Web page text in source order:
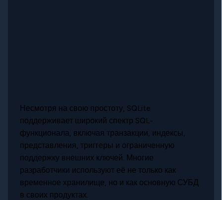
Несмотря на свою простоту, SQLite
поддерживает широкий спектр SQL-
функционала, включая транзакции, индексы,
представления, триггеры и ограниченную
поддержку внешних ключей. Многие
разработчики используют её не только как
временное хранилище, но и как основную СУБД
в своих продуктах.